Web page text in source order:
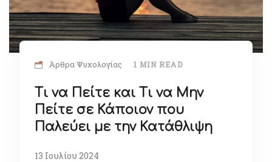
Άρθρα Ψυχολογίας 1 MIN READ
Τι να Πείτε και Τι να Μην
Πείτε σε Κάποιον που
Παλεύει με την Κατάθλιψη
13 Ιουλίου 2024